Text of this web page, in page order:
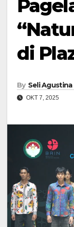
di
By Seli Agustina
OKT 7, 2025